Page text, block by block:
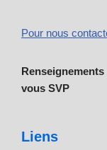
Pour nous
vous SVP
Liens